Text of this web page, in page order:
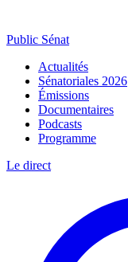
Public Sénat
Actualités
Sénatoriales 2026
Émissions
Documentaires
Podcasts
Programme
Le direct